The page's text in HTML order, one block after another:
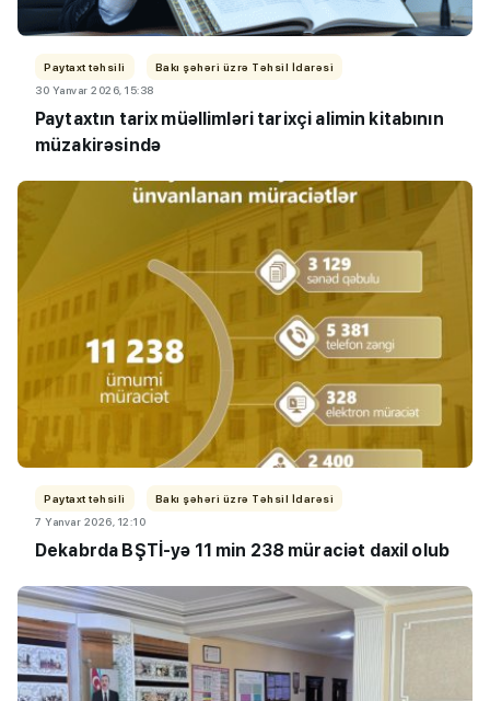
Paytaxt təhsili
Bakı şəhəri üzrə Təhsil İdarəsi
30 Yanvar 2026, 15:38
Paytaxtın tarix müəllimləri tarixçi alimin kitabının
müzakirəsində
Paytaxt təhsili
Bakı şəhəri üzrə Təhsil İdarəsi
7 Yanvar 2026, 12:10
Dekabrda BŞTİ-yə 11 min 238 müraciət daxil olub